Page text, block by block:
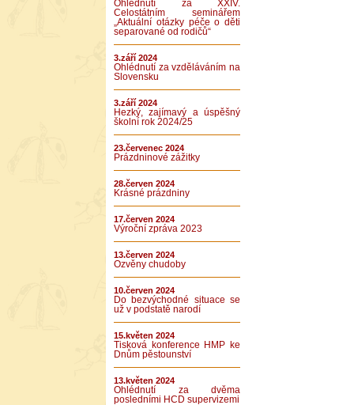
Ohlédnutí za XXIV.
Celostátním seminářem
„Aktuální otázky péče o děti
separované od rodičů“
3.září 2024
Ohlédnutí za vzděláváním na
Slovensku
3.září 2024
Hezký, zajímavý a úspěšný
školní rok 2024/25
23.červenec 2024
Prázdninové zážitky
28.červen 2024
Krásné prázdniny
17.červen 2024
Výroční zpráva 2023
13.červen 2024
Ozvěny chudoby
10.červen 2024
Do bezvýchodné situace se
už v podstatě narodí
15.květen 2024
Tisková konference HMP ke
Dnům pěstounství
13.květen 2024
Ohlédnutí za dvěma
posledními HCD supervizemi